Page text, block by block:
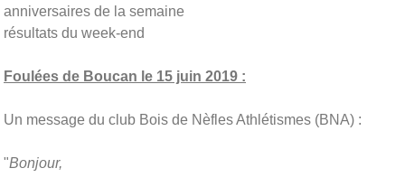
anniversaires de la semaine
résultats du week-end
Foulées de Boucan le 15 juin 2019 :
Un message du club Bois de Nèfles Athlétismes (BNA) :
"Bonjour,